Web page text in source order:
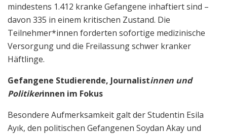
mindestens 1.412 kranke Gefangene inhaftiert sind –
davon 335 in einem kritischen Zustand. Die
Teilnehmer*innen forderten sofortige medizinische
Versorgung und die Freilassung schwer kranker
Häftlinge.
Gefangene Studierende, Journalistinnen und
Politikerinnen im Fokus
Besondere Aufmerksamkeit galt der Studentin Esila
Ayık, den politischen Gefangenen Soydan Akay und